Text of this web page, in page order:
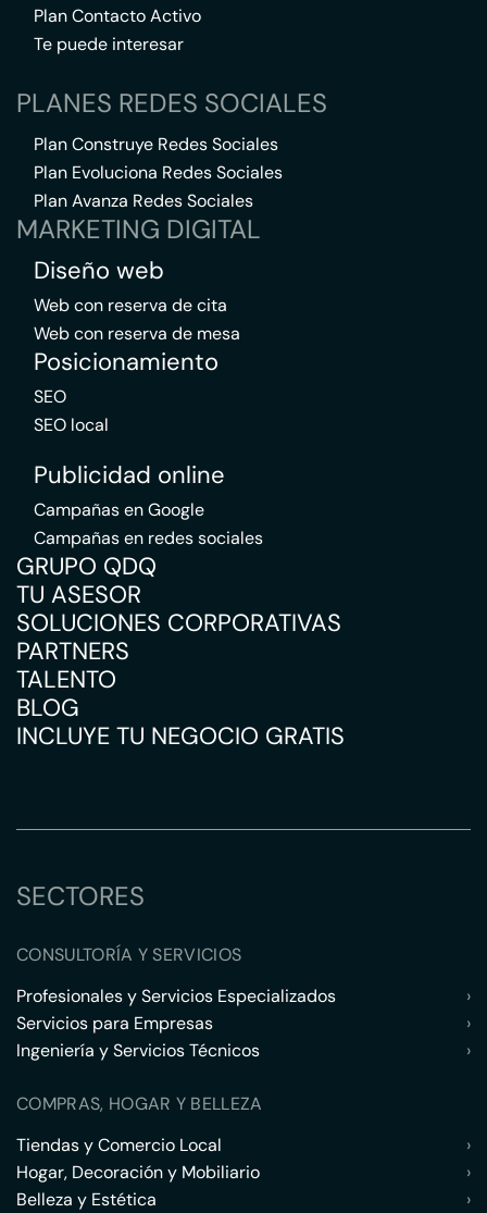
Plan Contacto Activo
Te puede interesar
PLANES REDES SOCIALES
Plan Construye Redes Sociales
Plan Evoluciona Redes Sociales
Plan Avanza Redes Sociales
MARKETING DIGITAL
Diseño web
Web con reserva de cita
Web con reserva de mesa
Posicionamiento
SEO
SEO local
Publicidad online
Campañas en Google
Campañas en redes sociales
GRUPO QDQ
TU ASESOR
SOLUCIONES CORPORATIVAS
PARTNERS
TALENTO
BLOG
INCLUYE TU NEGOCIO GRATIS
SECTORES
CONSULTORÍA Y SERVICIOS
Profesionales y Servicios Especializados
›
Servicios para Empresas
›
Ingeniería y Servicios Técnicos
›
COMPRAS, HOGAR Y BELLEZA
Tiendas y Comercio Local
›
Hogar, Decoración y Mobiliario
›
Belleza y Estética
›